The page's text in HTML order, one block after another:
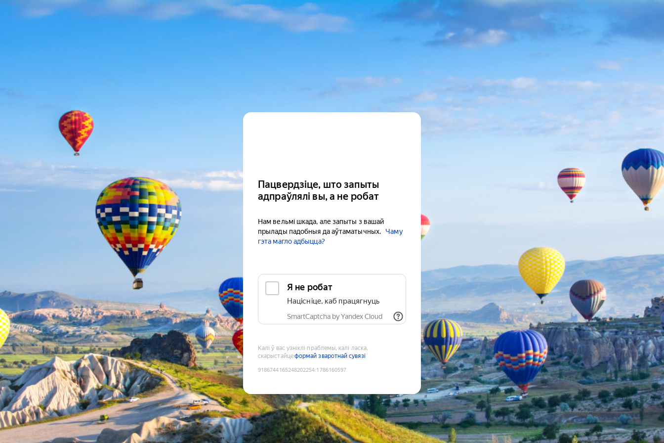
Пацвердзіце, што запыты
адпраўлялі вы, а не робат
Нам вельмі шкада, але запыты з вашай
прылады падобныя да аўтаматычных.
Чаму
гэта магло адбыцца?
Я не робат
Націсніце, каб працягнуць
SmartCaptcha by Yandex Cloud
Калі ў вас узніклі праблемы, калі ласка,
скарыстайцеформай зваротнай сувязі
9186744165248202254:1786160597